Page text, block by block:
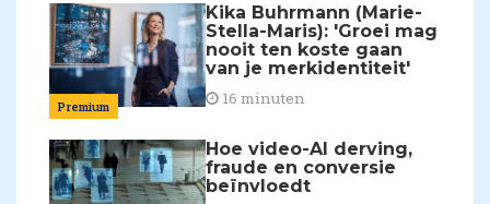
Premium
Kika Buhrmann (Marie-
Stella-Maris): 'Groei mag
nooit ten koste gaan
van je merkidentiteit'
16 minuten
Hoe video-AI derving,
fraude en conversie
beïnvloedt